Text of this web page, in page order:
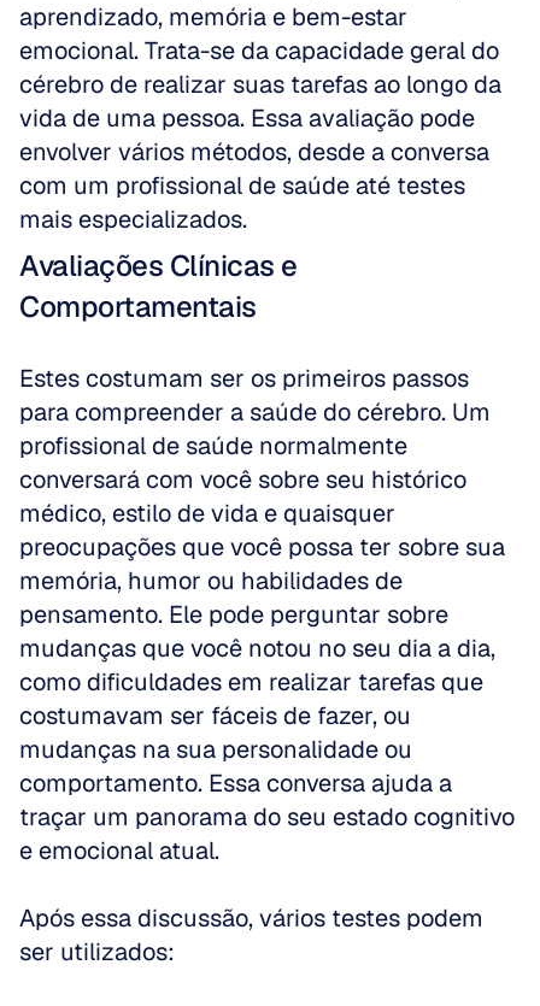
aprendizado, memória e bem-estar
emocional. Trata-se da capacidade geral do
cérebro de realizar suas tarefas ao longo da
vida de uma pessoa. Essa avaliação pode
envolver vários métodos, desde a conversa
com um profissional de saúde até testes
mais especializados.
Avaliações Clínicas e
Comportamentais
Estes costumam ser os primeiros passos
para compreender a saúde do cérebro. Um
profissional de saúde normalmente
conversará com você sobre seu histórico
médico, estilo de vida e quaisquer
preocupações que você possa ter sobre sua
memória, humor ou habilidades de
pensamento. Ele pode perguntar sobre
mudanças que você notou no seu dia a dia,
como dificuldades em realizar tarefas que
costumavam ser fáceis de fazer, ou
mudanças na sua personalidade ou
comportamento. Essa conversa ajuda a
traçar um panorama do seu estado cognitivo
e emocional atual.
Após essa discussão, vários testes podem
ser utilizados: